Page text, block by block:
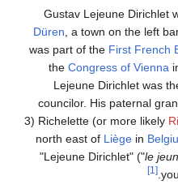
Gustav Lejeune Dirichlet
Düren , a town on the left
was part of the First French
the Congress of Vienna
Lejeune Dirichlet was
councilor. His paternal
Richelette (or more likely
), a small community 5 km (3
Liège in
"Lejeune Dirichlet" ("le
[1]